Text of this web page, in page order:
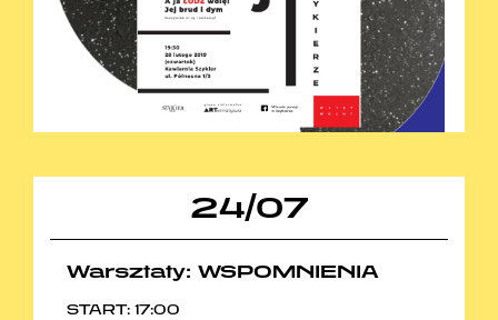
24/07
Warsztaty: WSPOMNIENIA
START: 17:00